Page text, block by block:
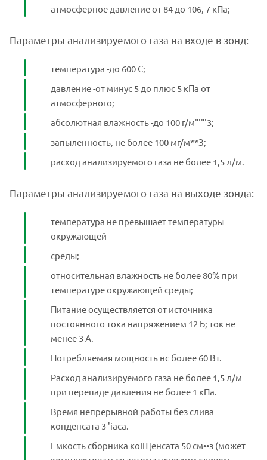
атмосферное давление от 84 до 106, 7 кПа;
Параметры анализируемого газа на входе в зонд:
температура -до 600 С;
давление -от минус 5 до плюс 5 кПа от
атмосферного;
абсолютная влажность -до 100 г/м"'"'3;
запыленность, не более 100 мг/м**З;
расход анализируемого газа не более 1,5 л/м.
Параметры анализируемого газа на выходе зонда:
температура не превышает температуры
окружающей
среды;
относительная влажность не более 80% при
температуре окружающей среды;
Питание осуществляется от источника
постоянного тока напряжением 12 Б; ток не
менее 3 А.
Потребляемая мощность нс более 60 Вт.
Расход анализируемого газа не более 1,5 л/м
при перепаде давления не более 1 кПа.
Время непрерывной работы без слива
конденсата 3 'iaca.
Емкость сборника коIЩенсата 50 см••з (может